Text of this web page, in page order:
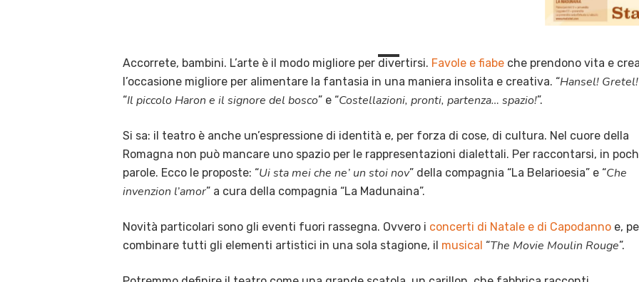
Accorrete, bambini. L’arte è il modo migliore per divertirsi. Favole e fiabe che prendono vita e
l’occasione migliore per alimentare la fantasia in una maniera insolita e creativa. “Hansel! Gretel!
“Il piccolo Haron e il signore del bosco” e “Costellazioni, pronti, partenza… spazio!”.
Si sa: il teatro è anche un’espressione di identità e, per forza di cose, di cultura. Nel cuore della
Romagna non può mancare uno spazio per le rappresentazioni dialettali. Per raccontarsi, in
parole. Ecco le proposte: “Ui sta mei che ne’ un stoi nov” della compagnia “La Belarioesia” e “Che
invenzion l’amor” a cura della compagnia “La Madunaina”.
Novità particolari sono gli eventi fuori rassegna. Ovvero i concerti di Natale e di Capodanno e,
combinare tutti gli elementi artistici in una sola stagione, il musical “The Movie Moulin Rouge”.